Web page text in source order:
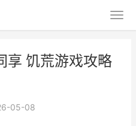
享 饥荒游戏攻略
05-08